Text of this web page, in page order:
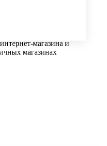
магазина и
магазинах